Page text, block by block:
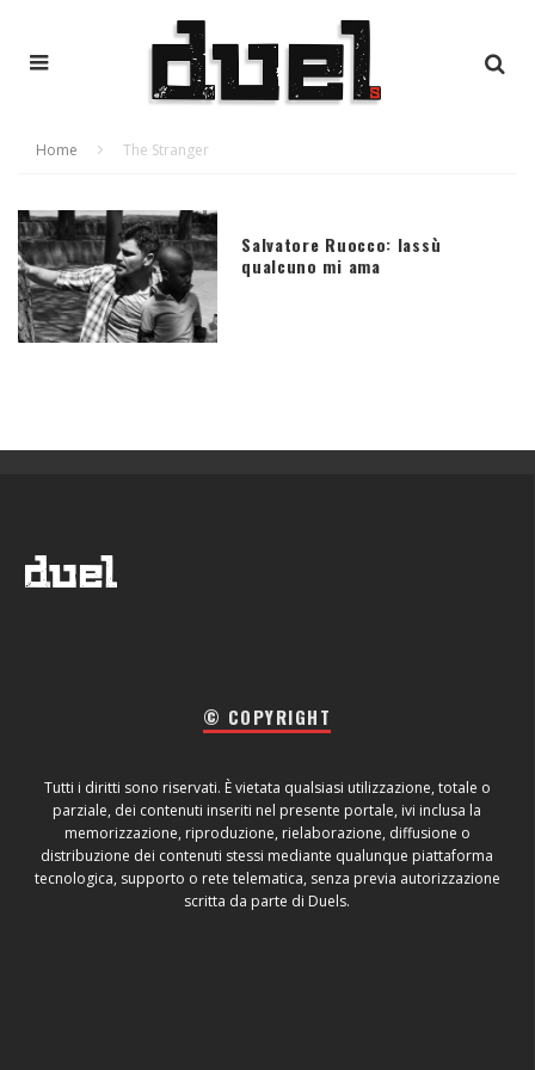
Home The Stranger
Salvatore Ruocco: lassù
qualcuno mi ama
© COPYRIGHT
Tutti i diritti sono riservati. È vietata qualsiasi utilizzazione, totale o
parziale, dei contenuti inseriti nel presente portale, ivi inclusa la
memorizzazione, riproduzione, rielaborazione, diffusione o
distribuzione dei contenuti stessi mediante qualunque piattaforma
tecnologica, supporto o rete telematica, senza previa autorizzazione
scritta da parte di Duels.